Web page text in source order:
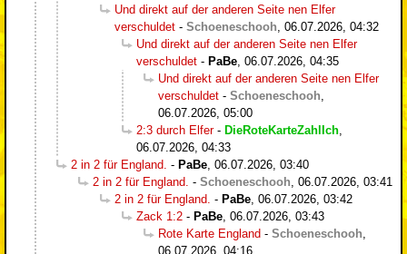
Und direkt auf der anderen Seite nen Elfer
verschuldet - Schoeneschooh 06.07.2026, 04:32
Und direkt auf der anderen Seite nen Elfer
verschuldet - PaBe 06.07.2026, 04:35
Und direkt auf der anderen Seite nen Elfer
verschuldet - Schoeneschooh
06.07.2026, 05:00
2:3 durch Elfer- DieRoteKarteZahlIch
06.07.2026, 04:33
2 in 2 für England. - PaBe 06.07.2026, 03:40
2 in 2 für England. - Schoeneschooh 06.07.2026, 03:41
2 in 2 für England. - PaBe 06.07.2026, 03:42
Zack 1:2 - PaBe 06.07.2026, 03:43
Rote Karte England - Schoeneschooh
06.07.2026, 04:16